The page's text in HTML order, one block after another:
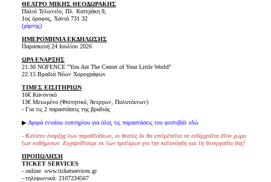
ΘΕΑΤΡΟ ΜΙΚΗΣ ΘΕΟΔΩΡΑΚΗΣ
Παλιό Τελωνείο, Πλ. Κατεχάκη 8,
1ος όροφος, Χανιά 731 32
(χάρτης)
ΗΜΕΡΟΜΗΝΙΑ ΕΚΔΗΛΩΣΗΣ
Παρασκευή 24 Ιουλίου 2026
ΩΡΑ ΕΝΑΡΞΗΣ
21:30 NOFENCE "You Are The Center of Your Little World"
22:15 Βραδιά Νέων Χορογράφων
ΤΙΜΕΣ ΕΙΣΙΤΗΡΙΩΝ
16€ Κανονικό
13€ Μειωμένο (Φοιτητικό, Άνεργων, Πολυτέκνων)
- Για τις 2 παραστάσεις της βραδιάς
▶ Αγορά ενιαίου εισιτηρίου για όλες τις παραστάσεις του φεστιβάλ εδώ
- Κατόπιν έναρξης των παραστάσεων, οι θεατές δε θα επιτρέπεται να εισέρχονται στον χώρο
των καθήμενων. Ευχαριστούμε εκ των προτέρων για την κατανόηση και τη συνεργασία σας!
ΠΡΟΠΩΛΗΣΗ
TICKET SERVICES
- online: www.ticketservices.gr
- τηλεφωνικά: 2107234567